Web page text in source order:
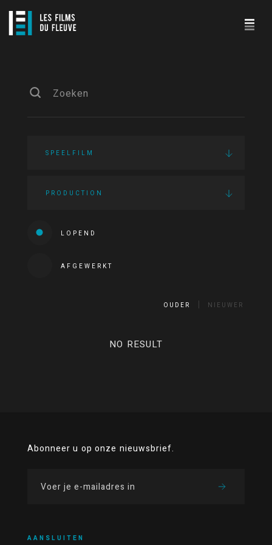
SPEELFILM
PRODUCTION
LOPEND
AFGEWERKT
OUDER NIEUWER
NO RESULT
Abonneer u op onze nieuwsbrief.
AANSLUITEN